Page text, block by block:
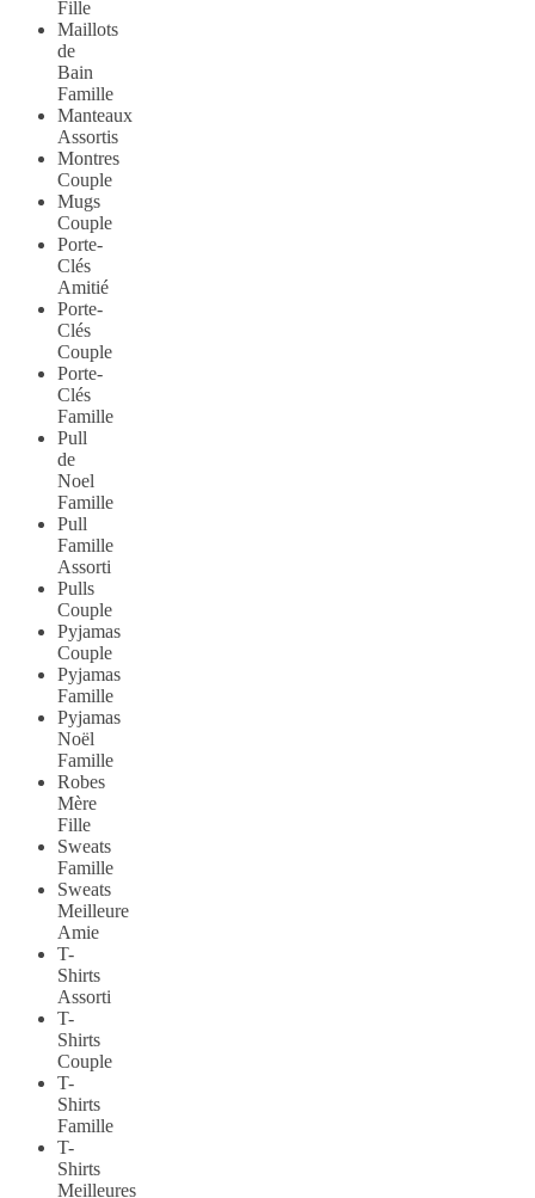
Fille
Maillots
de
Bain
Famille
Manteaux
Assortis
Montres
Couple
Mugs
Couple
Porte-
Clés
Amitié
Porte-
Clés
Couple
Porte-
Clés
Famille
Pull
de
Noel
Famille
Pull
Famille
Assorti
Pulls
Couple
Pyjamas
Couple
Pyjamas
Famille
Pyjamas
Noël
Famille
Robes
Mère
Fille
Sweats
Famille
Sweats
Meilleure
Amie
T-
Shirts
Assorti
T-
Shirts
Couple
T-
Shirts
Famille
T-
Shirts
Meilleures